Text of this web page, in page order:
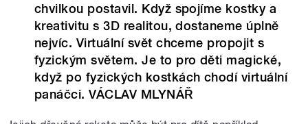
chvilkou postavil. Když spojíme kostky a
kreativitu s 3D realitou, dostaneme úplně
nejvíc. Virtuální svět chceme propojit s
fyzickým světem. Je to pro děti magické,
když po fyzických kostkách chodí virtuální
panáčci. VÁCLAV MLYNÁŘ